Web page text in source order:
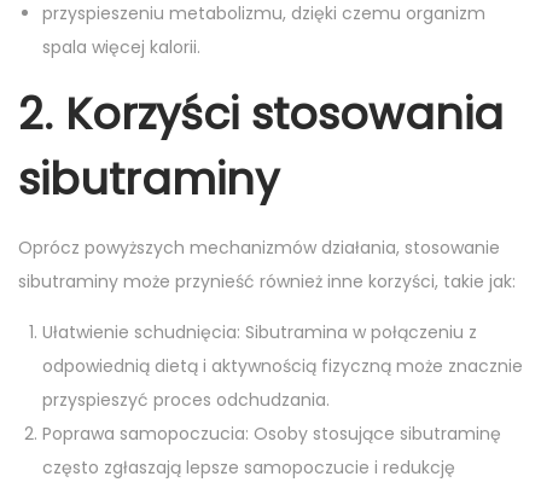
przyspieszeniu metabolizmu, dzięki czemu organizm
spala więcej kalorii.
2. Korzyści stosowania
sibutraminy
Oprócz powyższych mechanizmów działania, stosowanie
sibutraminy może przynieść również inne korzyści, takie jak:
Ułatwienie schudnięcia: Sibutramina w połączeniu z
odpowiednią dietą i aktywnością fizyczną może znacznie
przyspieszyć proces odchudzania.
Poprawa samopoczucia: Osoby stosujące sibutraminę
często zgłaszają lepsze samopoczucie i redukcję